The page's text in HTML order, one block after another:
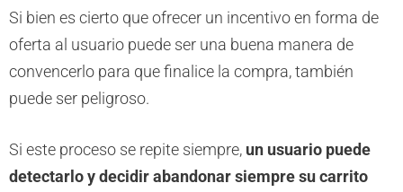
Si bien es cierto que ofrecer un incentivo en forma de
oferta al usuario puede ser una buena manera de
convencerlo para que finalice la compra, también
puede ser peligroso.
Si este proceso se repite siempre, un usuario puede
detectarlo y decidir abandonar siempre su carrito